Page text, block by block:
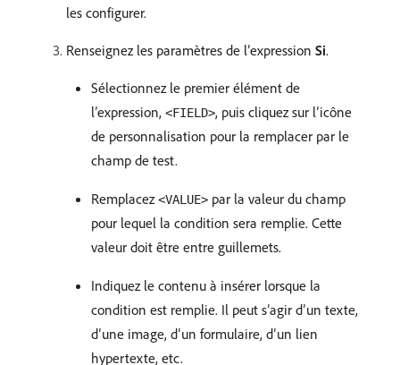
les configurer.
Renseignez les paramètres de l’expression Si.
Sélectionnez le premier élément de
l’expression, <FIELD>, puis cliquez sur l’icône
de personnalisation pour la remplacer par le
champ de test.
Remplacez <VALUE> par la valeur du champ
pour lequel la condition sera remplie. Cette
valeur doit être entre guillemets.
Indiquez le contenu à insérer lorsque la
condition est remplie. Il peut s’agir d’un texte,
d’une image, d’un formulaire, d’un lien
hypertexte, etc.